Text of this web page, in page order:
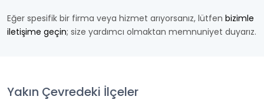
Eğer spesifik bir firma veya hizmet arıyorsanız, lütfen bizimle
iletişime geçin; size yardımcı olmaktan memnuniyet duyarız.
Yakın Çevredeki İlçeler